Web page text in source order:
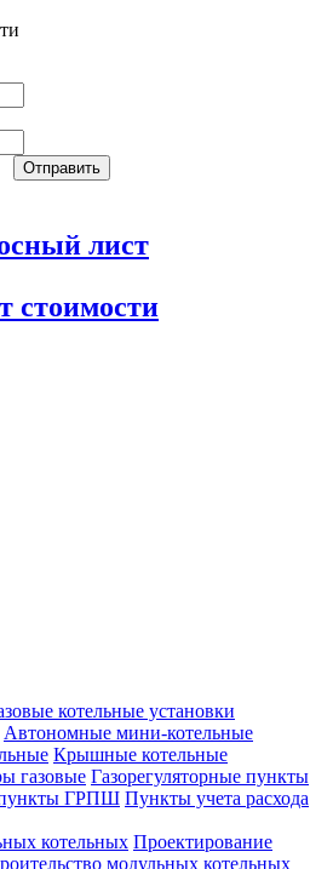
лист
стоимости
котельные установки
Автономные мини-котельные
Крышные котельные
газовые Газорегуляторные пункты
пункты ГРПШ Пункты учета расхода
котельных Проектирование
модульных котельных